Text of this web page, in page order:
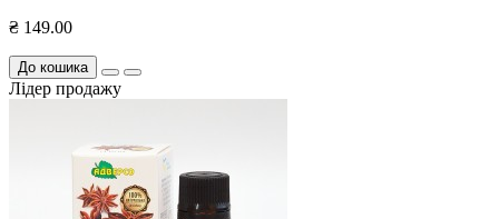
₴ 149.00
До кошика
Лідер продажу